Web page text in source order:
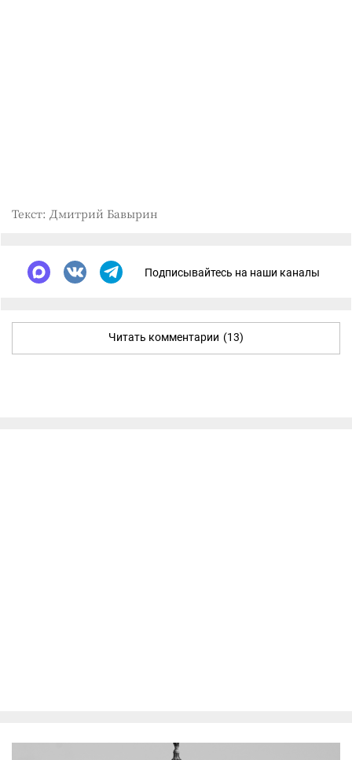
Текст: Дмитрий Бавырин
Подписывайтесь на наши каналы
Читать комментарии (13)